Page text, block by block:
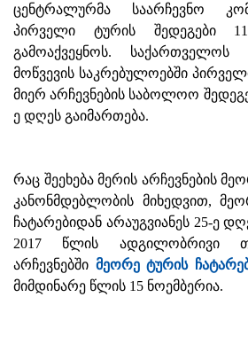
ცენტრალურმა საარჩევნო
პირველი ტურის შედეგები
გამოაქვეყნოს. საქართველოს
მოწვევის საკრებულოებში
მიერ არჩევნების საბოლოო
ე დღეს გაიმართება.
რაც შეეხება მერის არჩევნების
კანონმდებლობის მიხედვით,
ჩატარებიდან არაუგვიანეს 25-ე
2017 წლის ადგილობრივი
არჩევნებში მეორე ტურის
მიმდინარე წლის 15 ნოემბერია.